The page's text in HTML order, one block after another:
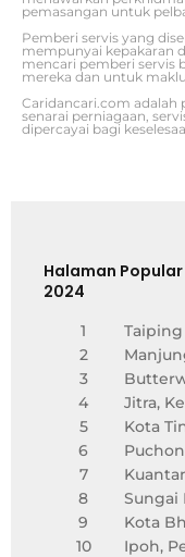
pemasangan untuk
Pemberi servis yang
mempunyai kepakaran
mencari pemberi servis
mereka dan untuk
Caridancari.com
senarai perniagaan,
dipercayai bagi
Halaman
2024
1
Taiping
2
3
4
Jitra,
5
Kota
6
7
8
Sungai
9
Kota
10
Ipoh,